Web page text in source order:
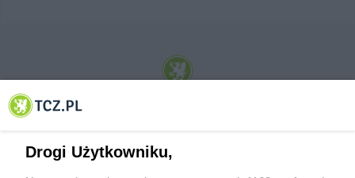
© 2001-2026 Tczew - TCZ.PL Sp. z o.o. Internetowy Serwis Informacyjny Miasta
Drogi Użytkowniku,